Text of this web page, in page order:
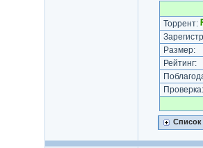
Торрент:
Размер:
Рейтинг:
Проверка:
Список